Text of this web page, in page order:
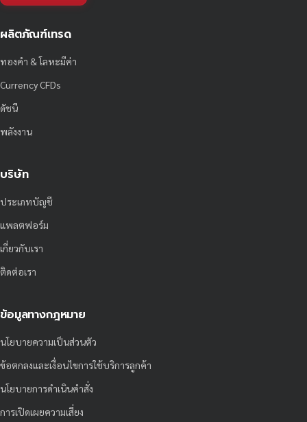
ผลิตภัณฑ์เทรด
ทองคำ & โลหะมีค่า
Currency CFDs
ดัชนี
พลังงาน
บริษัท
ประเภทบัญชี
แพลตฟอร์ม
เกี่ยวกับเรา
ติดต่อเรา
ข้อมูลทางกฎหมาย
นโยบายความเป็นส่วนตัว
ข้อตกลงและเงื่อนไขการใช้บริการลูกค้า
นโยบายการดำเนินคำสั่ง
การเปิดเผยความเสี่ยง